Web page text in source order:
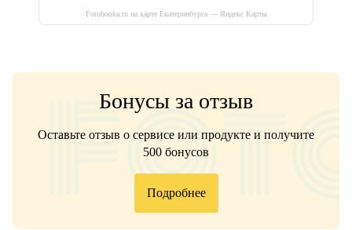
Fotobooka.ru на карте Екатеринбурга — Яндекс Карты
Бонусы за отзыв
Оставьте отзыв о сервисе или продукте и получите
500 бонусов
Подробнее